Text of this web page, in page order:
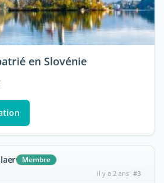
en Slovénie
Membre
il y a 2 ans #3